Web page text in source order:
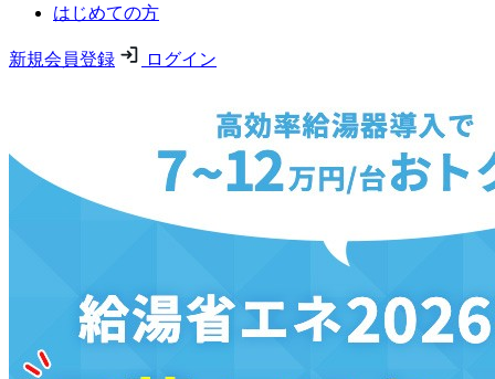
はじめての方
新規会員登録 ログイン